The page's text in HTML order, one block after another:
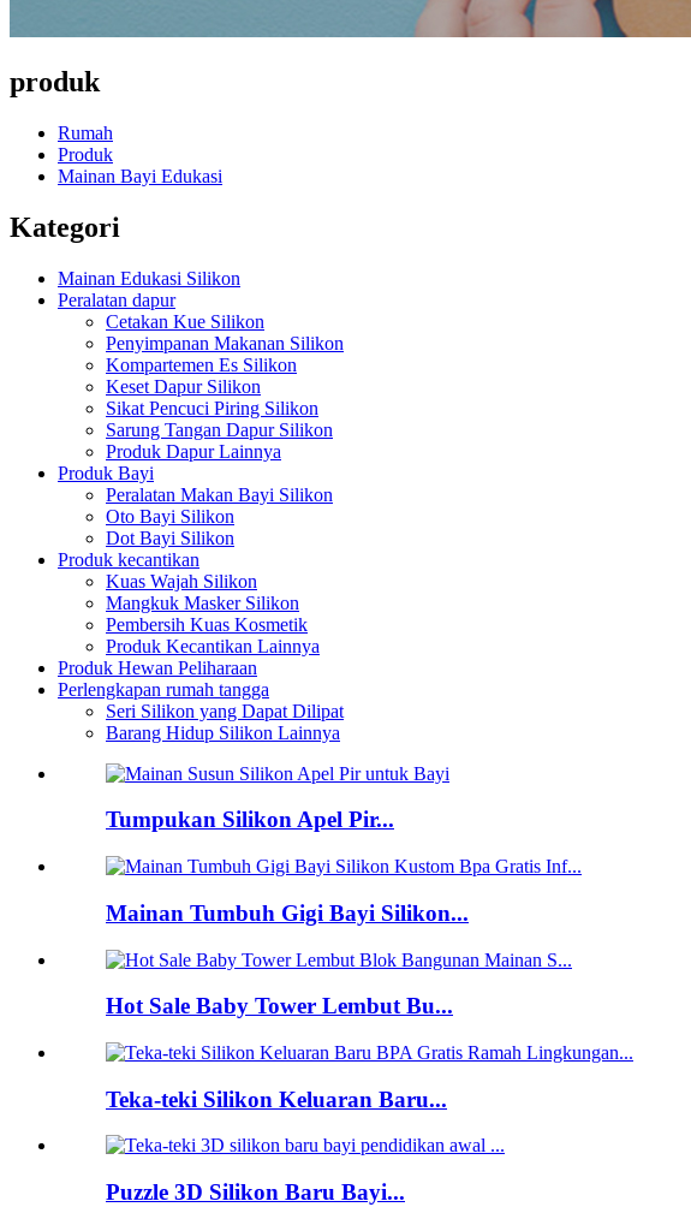
produk
Rumah
Produk
Mainan Bayi Edukasi
Kategori
Mainan Edukasi Silikon
Peralatan dapur
Cetakan Kue Silikon
Penyimpanan Makanan Silikon
Kompartemen Es Silikon
Keset Dapur Silikon
Sikat Pencuci Piring Silikon
Sarung Tangan Dapur Silikon
Produk Dapur Lainnya
Produk Bayi
Peralatan Makan Bayi Silikon
Oto Bayi Silikon
Dot Bayi Silikon
Produk kecantikan
Kuas Wajah Silikon
Mangkuk Masker Silikon
Pembersih Kuas Kosmetik
Produk Kecantikan Lainnya
Produk Hewan Peliharaan
Perlengkapan rumah tangga
Seri Silikon yang Dapat Dilipat
Barang Hidup Silikon Lainnya
Tumpukan Silikon Apel Pir...
Mainan Tumbuh Gigi Bayi Silikon...
Hot Sale Baby Tower Lembut Bu...
Teka-teki Silikon Keluaran Baru...
Puzzle 3D Silikon Baru Bayi...